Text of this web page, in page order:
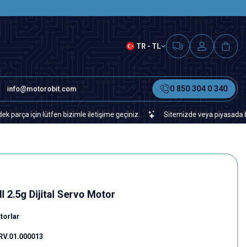
TR - TL
info@motorobit.com 0 850 304 0 340
için lütfen bizimle iletişime geçiniz. Sitemizde veya piyasada
2.5g Dijital Servo Motor